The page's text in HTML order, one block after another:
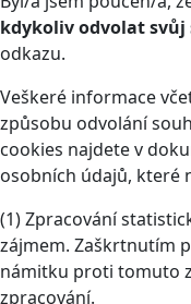
kdykoliv odvolat svůj
odkazu.
Veškeré informace
způsobu odvolání
cookies najdete v
osobních údajů, které
(1) Zpracování
zájmem. Zaškrtnutím
námitku proti tomuto
zpracování.